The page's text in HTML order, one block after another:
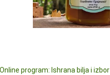
Online program: Ishrana bilja i izbor